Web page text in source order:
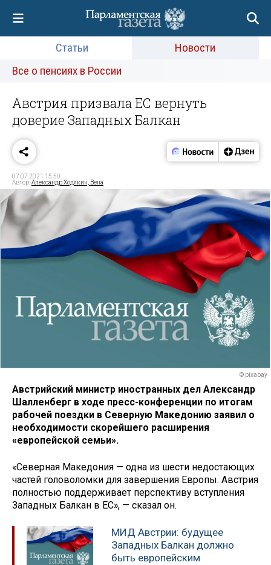
Статьи
Новости
Все о пенсиях в России
Австрия призвала ЕС вернуть
доверие Западных Балкан
07.07.2021 15:50
Автор:Александр Ходякин, Вена
© pixabay
Австрийский министр иностранных дел Александр
Шалленберг в ходе пресс-конференции по итогам
рабочей поездки в Северную Македонию заявил о
необходимости скорейшего расширения
«европейской семьи».
«Северная Македония — одна из шести недостающих
частей головоломки для завершения Европы. Австрия
полностью поддерживает перспективу вступления
Западных Балкан в ЕС», — сказал он.
МИД Австрии: будущее
Западных Балкан должно
быть европейским